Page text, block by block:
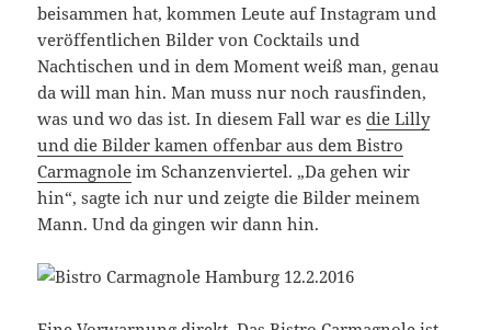
beisammen hat, kommen Leute auf Instagram und
veröffentlichen Bilder von Cocktails und
Nachtischen und in dem Moment weiß man, genau
da will man hin. Man muss nur noch rausfinden,
was und wo das ist. In diesem Fall war esdie Lilly
und die Bilder kamen offenbar aus dem Bistro
Carmagnole im Schanzenviertel. „Da gehen wir
hin“, sagte ich nur und zeigte die Bilder meinem
Mann. Und da gingen wir dann hin.